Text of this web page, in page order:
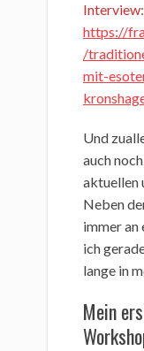
Interview:
https://
/
mit-
Und
auch
aktuellen
Neben
immer an
ich
lange in
Mein